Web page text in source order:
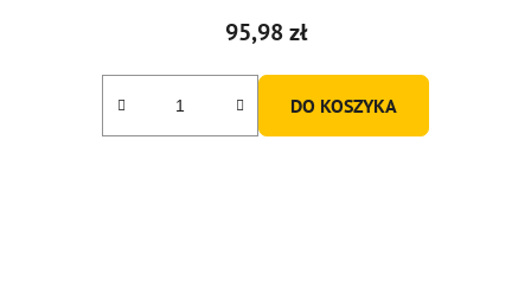
95,98 zł
DO KOSZYKA